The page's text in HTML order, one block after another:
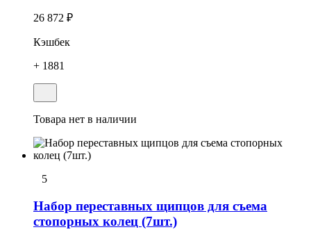
26 872 ₽
Кэшбек
+ 1881
Товара нет в наличии
5
Набоp переставных щипцов для съема
стопоpных колец (7шт.)